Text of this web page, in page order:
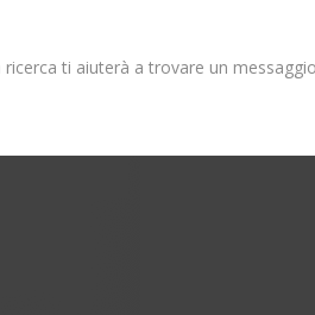
ti aiuterà a trovare un